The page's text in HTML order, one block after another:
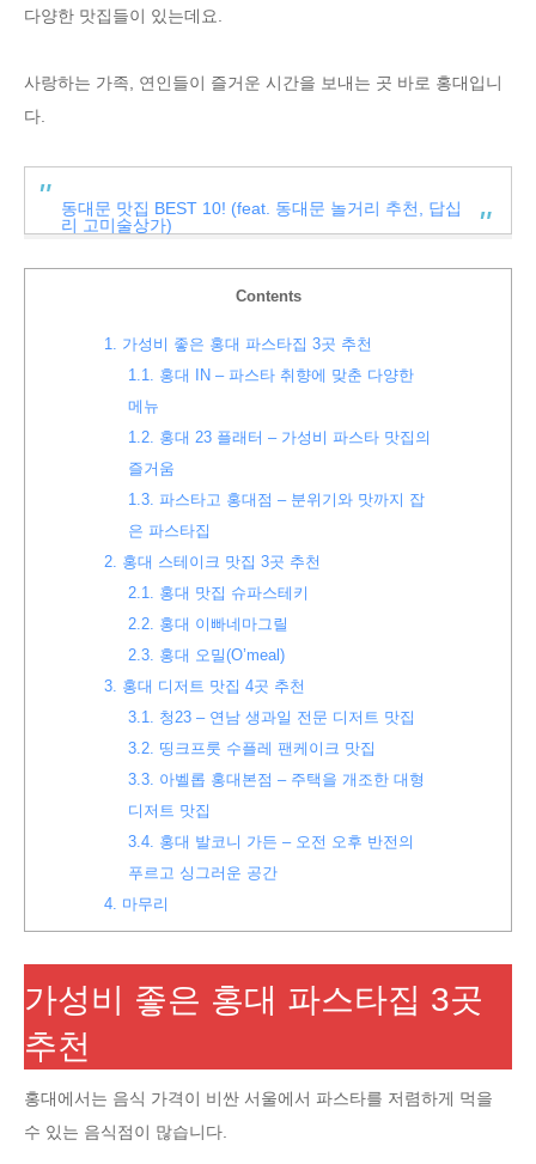
다양한 맛집들이 있는데요.
사랑하는 가족, 연인들이 즐거운 시간을 보내는 곳 바로 홍대입니
다.
동대문 맛집 BEST 10! (feat. 동대문 놀거리 추천, 답십
리 고미술상가)
Contents
1.
가성비 좋은 홍대 파스타집 3곳 추천
1.1.
홍대 IN – 파스타 취향에 맞춘 다양한
메뉴
1.2. 홍대 23 플래터 – 가성비 파스타 맛집의
즐거움
1.3. 파스타고 홍대점 – 분위기와 맛까지 잡
은 파스타집
2. 홍대 스테이크 맛집 3곳 추천
2.1.
홍대 맛집 슈파스테키
2.2. 홍대 이빠네마그릴
2.3. 홍대 오밀(O’meal)
3. 홍대 디저트 맛집 4곳 추천
3.1.
청23 – 연남 생과일 전문 디저트 맛집
3.2. 띵크프룻 수플레 팬케이크 맛집
3.3. 아벨롭 홍대본점 – 주택을 개조한 대형
디저트 맛집
3.4. 홍대 발코니 가든 – 오전 오후 반전의
푸르고 싱그러운 공간
4. 마무리
가성비 좋은 홍대 파스타집 3곳
추천
홍대에서는 음식 가격이 비싼 서울에서 파스타를 저렴하게 먹을
수 있는 음식점이 많습니다.